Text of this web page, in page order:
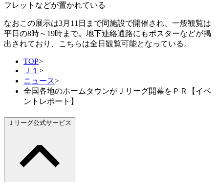
フレットなどが置かれている
なおこの展示は3月11日まで同施設で開催され、一般観覧は
平日の8時～19時まで。地下連絡通路にもポスターなどが掲
出されており、こちらは全日観覧可能となっている。
TOP>
Ｊ１ >
ニュース>
全国各地のホームタウンがＪリーグ開幕をＰＲ【イベ
ントレポート】
Ｊリーグ公式サービス